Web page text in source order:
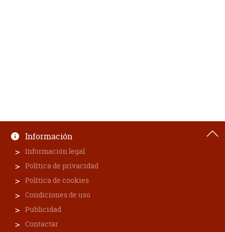
Información
Información legal
Política de privacidad
Política de cookies
Condiciones de uso
Publicidad
Contactar